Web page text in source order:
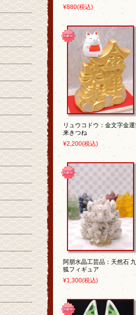
¥880(税込)
リュウコドウ：金文字金
来きつね
¥2,200(税込)
阿朋水晶工芸品：天然石
狐フィギュア
¥1,300(税込)